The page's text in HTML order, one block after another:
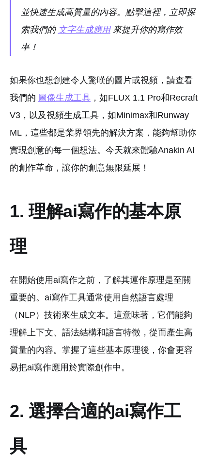
並快速生成高質量的內容。點擊這裡，立即探
索我們的 文字生成應用來提升你的寫作效
率！
如果你也想創建令人驚嘆的圖片或視頻，請查看
我們的 圖像生成工具 ，如FLUX 1.1 Pro和Recraft
V3，以及視頻生成工具，如Minimax和Runway
ML，這些都是業界領先的解決方案，能夠幫助你
實現創意的每一個想法。今天就來體驗Anakin AI
的創作革命，讓你的創意無限延展！
1. 理解ai寫作的基本原
理
在開始使用ai寫作之前，了解其運作原理是至關
重要的。ai寫作工具通常使用自然語言處理
（NLP）技術來生成文本。這意味著，它們能夠
理解上下文、語法結構和語言特徵，從而產生高
質量的內容。掌握了這些基本原理後，你會更容
易把ai寫作應用於實際創作中。
2. 選擇合適的ai寫作工
具